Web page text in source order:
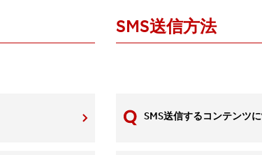
SMS送信方法
SMS送信するコンテンツ